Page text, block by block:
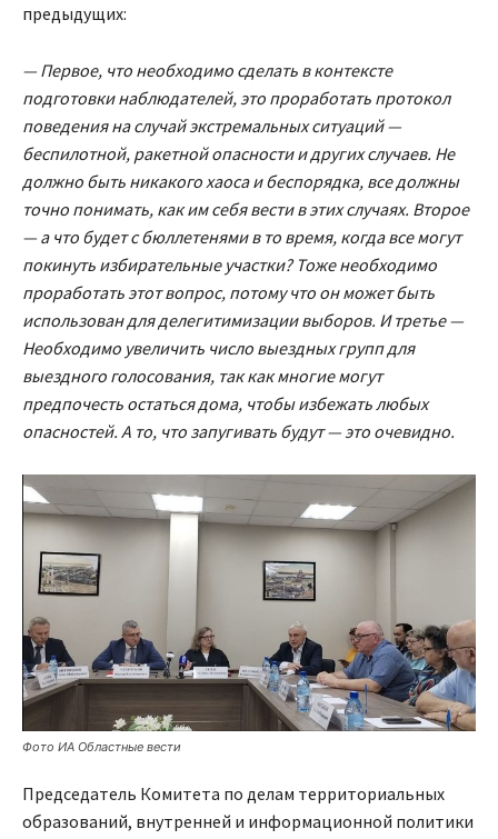
предыдущих:
— Первое, что необходимо сделать в контексте
подготовки наблюдателей, это проработать протокол
поведения на случай экстремальных ситуаций —
беспилотной, ракетной опасности и других случаев. Не
должно быть никакого хаоса и беспорядка, все должны
точно понимать, как им себя вести в этих случаях. Второе
— а что будет с бюллетенями в то время, когда все могут
покинуть избирательные участки? Тоже необходимо
проработать этот вопрос, потому что он может быть
использован для делегитимизации выборов. И третье —
Необходимо увеличить число выездных групп для
выездного голосования, так как многие могут
предпочесть остаться дома, чтобы избежать любых
опасностей. А то, что запугивать будут — это очевидно.
Фото ИА Областные вести
Председатель Комитета по делам территориальных
образований, внутренней и информационной политики